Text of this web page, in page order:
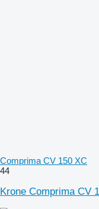
Comprima CV 150 XC
44
Krone Comprima CV